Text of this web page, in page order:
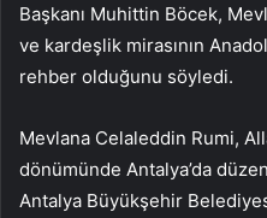
Başkanı Muhittin Böcek,
ve kardeşlik mirasının
rehber olduğunu söyledi.
Mevlana Celaleddin Rumi,
dönümünde Antalya’da
Antalya Büyükşehir